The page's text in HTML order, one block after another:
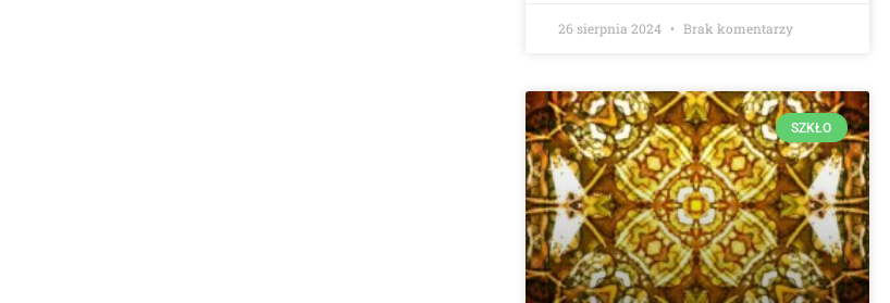
26 sierpnia 2024 Brak komentarzy
SZKŁO